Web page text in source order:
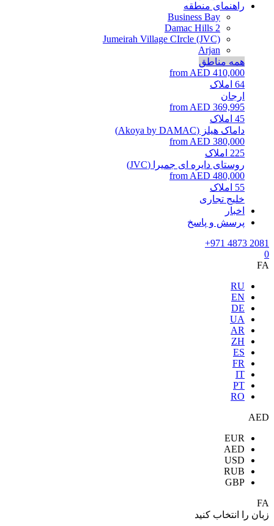
راهنمای منطقه
Business Bay
Damac Hills 2
Jumeirah Village CIrcle (JVC)
Arjan
همه مناطق
from AED 410,000
64 املاک
ارجان
from AED 369,995
45 املاک
داماک هیلز (Akoya by DAMAC)
from AED 380,000
225 املاک
روستای دایره ای جمیرا (JVC)
from AED 480,000
55 املاک
خلیج تجاری
اخبار
پرسش و پاسخ
+971 4873 2081
0
FA
RU
EN
DE
UA
AR
ZH
ES
FR
IT
PT
RO
AED
EUR
AED
USD
RUB
GBP
FA
زبان را انتخاب کنید